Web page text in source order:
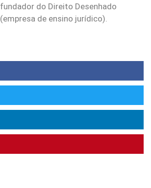
fundador do Direito Desenhado
(empresa de ensino jurídico).